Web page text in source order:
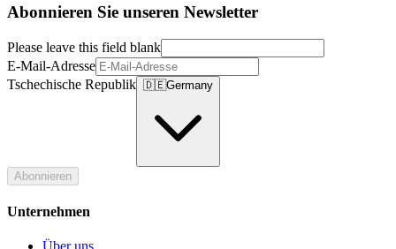
Abonnieren Sie unseren Newsletter
Please leave this field blank
E-Mail-Adresse
Tschechische Republik 🇩🇪Germany
Abonnieren
Unternehmen